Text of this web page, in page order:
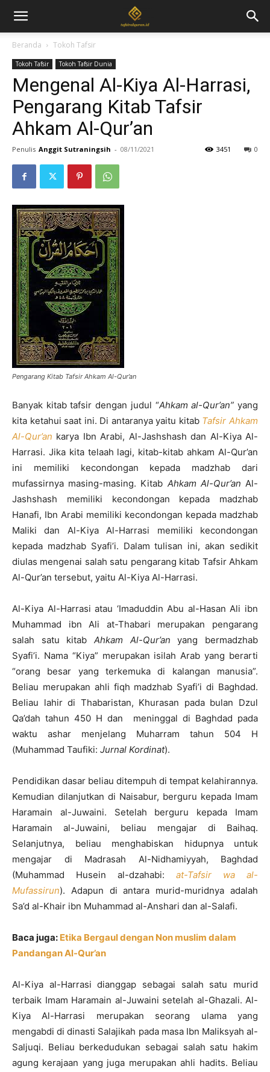
Beranda Tokoh Tafsir
Tokoh Tafsir Tokoh Tafsir Dunia
Mengenal Al-Kiya Al-Harrasi,
Pengarang Kitab Tafsir
Ahkam Al-Qur’an
Penulis Anggit Sutraningsih - 08/11/2021 0
3451
Pengarang Kitab Tafsir Ahkam Al-Qur’an
Banyak kitab tafsir dengan judul “Ahkam al-Qur’an”yang
kita ketahui saat ini. Di antaranya yaitu kitab Tafsir Ahkam
Al-Qur’an karya Ibn Arabi, Al-Jashshash dan Al-Kiya Al-
Harrasi. Jika kita telaah lagi, kitab-kitab ahkam Al-Qur’an
ini memiliki kecondongan kepada madzhab dari
mufassirnya masing-masing. Kitab Ahkam Al-Qur’an Al-
Jashshash memiliki kecondongan kepada madzhab
Hanafi, Ibn Arabi memiliki kecondongan kepada madzhab
Maliki dan Al-Kiya Al-Harrasi memiliki kecondongan
kepada madzhab Syafi’i. Dalam tulisan ini, akan sedikit
diulas mengenai salah satu pengarang kitab Tafsir Ahkam
Al-Qur’an tersebut, yaitu Al-Kiya Al-Harrasi.
Al-Kiya Al-Harrasi atau ‘Imaduddin Abu al-Hasan Ali ibn
Muhammad ibn Ali at-Thabari merupakan pengarang
salah satu kitab Ahkam Al-Qur’an yang bermadzhab
Syafi’i. Nama “Kiya” merupakan isilah Arab yang berarti
“orang besar yang terkemuka di kalangan manusia”.
Beliau merupakan ahli fiqh madzhab Syafi’i di Baghdad.
Beliau lahir di Thabaristan, Khurasan pada bulan Dzul
Qa’dah tahun 450 H dan meninggal di Baghdad pada
waktu ashar menjelang Muharram tahun 504 H
(Muhammad Taufiki: Jurnal Kordinat).
Pendidikan dasar beliau ditempuh di tempat kelahirannya.
Kemudian dilanjutkan di Naisabur, berguru kepada Imam
Haramain al-Juwaini. Setelah berguru kepada Imam
Haramain al-Juwaini, beliau mengajar di Baihaq.
Selanjutnya, beliau menghabiskan hidupnya untuk
mengajar di Madrasah Al-Nidhamiyyah, Baghdad
(Muhammad Husein al-dzahabi: at-Tafsir wa al-
Mufassirun). Adapun di antara murid-muridnya adalah
Sa’d al-Khair ibn Muhammad al-Anshari dan al-Salafi.
Baca juga: Etika Bergaul dengan Non muslim dalam
Pandangan Al-Qur’an
Al-Kiya al-Harrasi dianggap sebagai salah satu murid
terbaik Imam Haramain al-Juwaini setelah al-Ghazali. Al-
Kiya Al-Harrasi merupakan seorang ulama yang
mengabdi di dinasti Salajikah pada masa Ibn Maliksyah al-
Saljuqi. Beliau berkedudukan sebagai salah satu hakim
agung kerajaan yang juga merupakan ahli hadits. Beliau